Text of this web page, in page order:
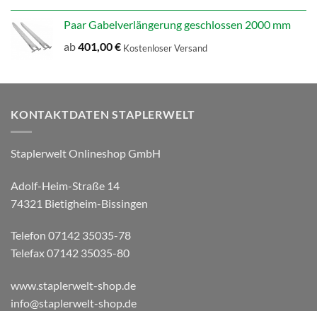
Paar Gabelverlängerung geschlossen 2000 mm
ab401,00€ Kostenloser Versand
KONTAKTDATEN STAPLERWELT
Staplerwelt Onlineshop GmbH
Adolf-Heim-Straße 14
74321 Bietigheim-Bissingen
Telefon 07142 35035-78
Telefax 07142 35035-80
www.staplerwelt-shop.de
info@staplerwelt-shop.de